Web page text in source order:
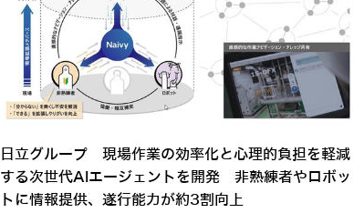
日立グループ 現場作業の効率化と心理的負担を軽減
する次世代AIエージェントを開発 非熟練者やロボッ
トに情報提供、遂行能力が約3割向上